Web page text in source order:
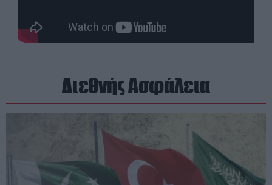
Διεθνής Ασφάλεια